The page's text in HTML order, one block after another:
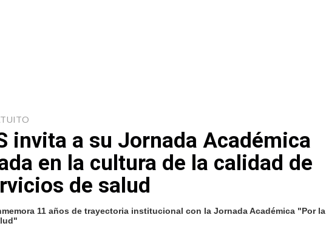
invita a su Jornada Académica
en la cultura de la calidad de
de salud
11 años de trayectoria institucional con la Jornada Académica "Por la